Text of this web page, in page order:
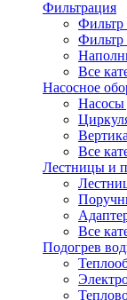
Фильтрация
Фильтр
Фильтр
Все
Насосное
Насосы
Все
Лестницы и
Все
Подогрев